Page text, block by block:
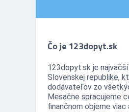
Čo je 123dopyt.sk
123dopyt.sk je
Slovenskej republike,
dodávateľov zo
Mesačne spracujeme
finančnom objeme viac